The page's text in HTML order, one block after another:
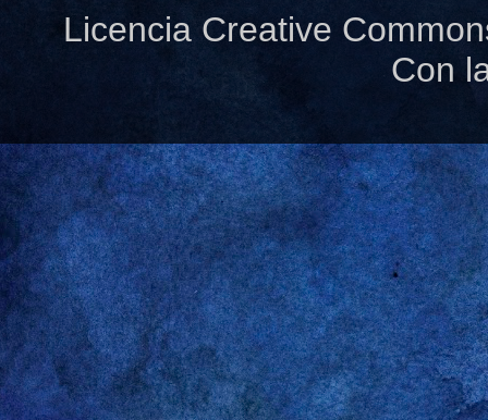
Licencia Creative
Con